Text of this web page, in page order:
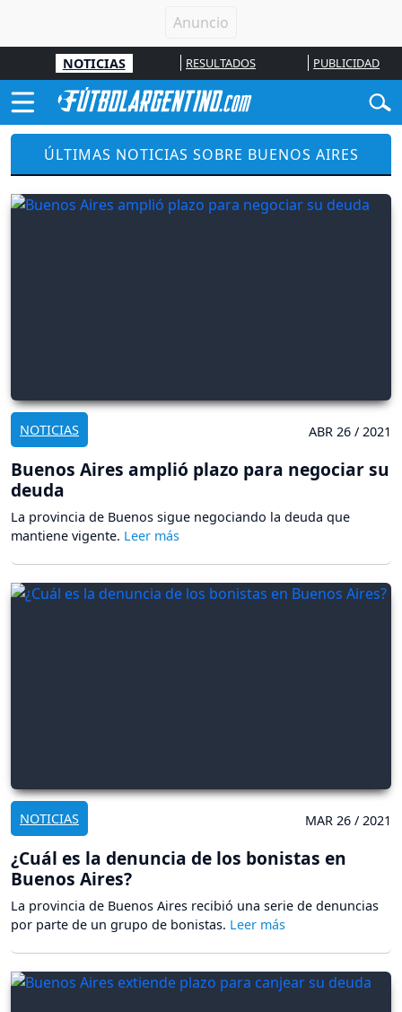
NOTICIAS RESULTADOS PUBLICIDAD
ÚLTIMAS NOTICIAS SOBRE BUENOS AIRES
NOTICIAS ABR 26 / 2021
Buenos Aires amplió plazo para negociar su
deuda
La provincia de Buenos sigue negociando la deuda que
mantiene vigente.
NOTICIAS MAR 26 / 2021
¿Cuál es la denuncia de los bonistas en
Buenos Aires?
La provincia de Buenos Aires recibió una serie de denuncias
por parte de un grupo de bonistas.